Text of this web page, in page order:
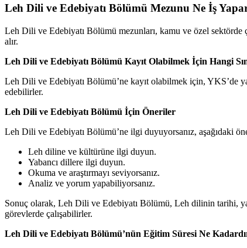
Leh Dili ve Edebiyatı Bölümü Mezunu Ne İş
Leh Dili ve Edebiyatı Bölümü mezunları, kamu ve özel sektörde
alır.
Leh Dili ve Edebiyatı Bölümü Kayıt Olabilmek İçin Hangi
Leh Dili ve Edebiyatı Bölümü’ne kayıt olabilmek için, YKS’de
edebilirler.
Leh Dili ve Edebiyatı Bölümü İçin Öneriler
Leh Dili ve Edebiyatı Bölümü’ne ilgi duyuyorsanız, aşağıdaki
Leh diline ve kültürüne ilgi duyun.
Yabancı dillere ilgi duyun.
Okuma ve araştırmayı seviyorsanız.
Analiz ve yorum yapabiliyorsanız.
Sonuç olarak, Leh Dili ve Edebiyatı Bölümü, Leh dilinin tarihi,
görevlerde çalışabilirler.
Leh Dili ve Edebiyatı Bölümü’nün Eğitim Süresi Ne